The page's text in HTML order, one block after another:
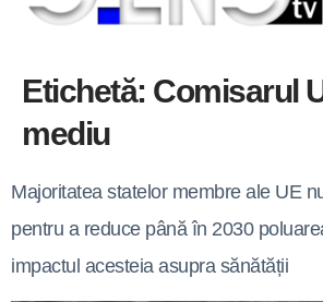
Etichetă: Comisarul
mediu
Majoritatea statelor membre ale UE
pentru a reduce până în 2030
impactul acesteia asupra sănătății